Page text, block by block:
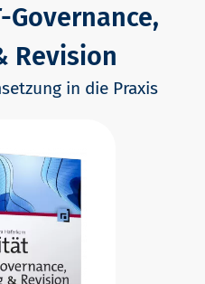
Revision
in die Praxis